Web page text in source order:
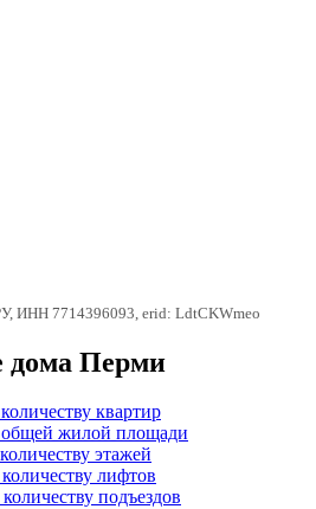
ИНН 7714396093, erid: LdtCKWmeo
дома Перми
квартир
жилой площади
этажей
лифтов
подъездов